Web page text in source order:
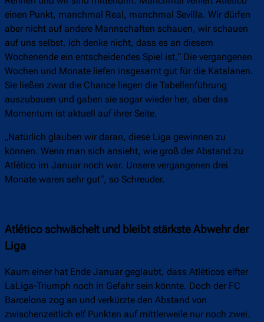
einen Punkt, manchmal Real, manchmal Sevilla. Wir dürfen
aber nicht auf andere Mannschaften schauen, wir schauen
auf uns selbst. Ich denke nicht, dass es an diesem
Wochenende ein entscheidendes Spiel ist.“ Die vergangenen
Wochen und Monate liefen insgesamt gut für die Katalanen.
Sie ließen zwar die Chance liegen die Tabellenführung
auszubauen und gaben sie sogar wieder her, aber das
Momentum ist aktuell auf ihrer Seite.
„Natürlich glauben wir daran, diese Liga gewinnen zu
können. Wenn man sich ansieht, wie groß der Abstand zu
Atlético im Januar noch war. Unsere vergangenen drei
Monate waren sehr gut“, so Schreuder.
Atlético schwächelt und bleibt stärkste Abwehr der
Liga
Kaum einer hat Ende Januar geglaubt, dass Atléticos elfter
LaLiga-Triumph noch in Gefahr sein könnte. Doch der FC
Barcelona zog an und verkürzte den Abstand von
zwischenzeitlich elf Punkten auf mittlerweile nur noch zwei.